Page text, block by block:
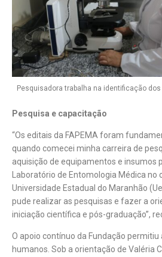
Pesquisadora trabalha na identificação
Pesquisa e capacitação
“Os editais da FAPEMA foram
quando comecei minha carreira de
aquisição de equipamentos e insumos
Laboratório de Entomologia Médica no
Universidade Estadual do Maranhão
pude realizar as pesquisas e fazer a
iniciação científica e pós-graduação”,
O apoio contínuo da Fundação
humanos. Sob a orientação de Valéria